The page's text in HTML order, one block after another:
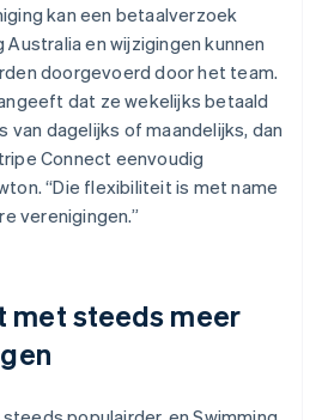
kan een betaalverzoek
Australia en wijzigingen kunnen
doorgevoerd door het team.
dat ze wekelijks betaald
van dagelijks of maandelijks, dan
Connect eenvoudig
“Die flexibiliteit is met name
verenigingen.”
met steeds meer